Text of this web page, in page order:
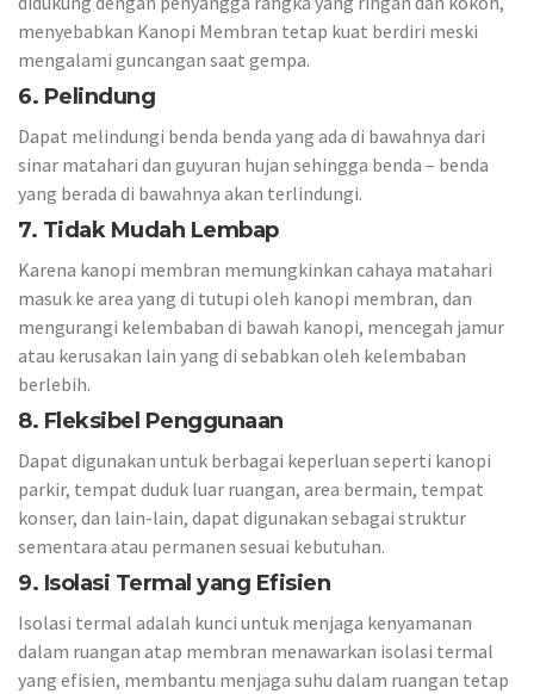
menyebabkan Kanopi Membran tetap kuat berdiri meski
mengalami guncangan saat gempa.
6. Pelindung
Dapat melindungi benda benda yang ada di bawahnya dari
sinar matahari dan guyuran hujan sehingga benda – benda
yang berada di bawahnya akan terlindungi.
7. Tidak Mudah Lembap
Karena kanopi membran memungkinkan cahaya matahari
masuk ke area yang di tutupi oleh kanopi membran, dan
mengurangi kelembaban di bawah kanopi, mencegah jamur
atau kerusakan lain yang di sebabkan oleh kelembaban
berlebih.
8. Fleksibel Penggunaan
Dapat digunakan untuk berbagai keperluan seperti kanopi
parkir, tempat duduk luar ruangan, area bermain, tempat
konser, dan lain-lain, dapat digunakan sebagai struktur
sementara atau permanen sesuai kebutuhan.
9. Isolasi Termal yang Efisien
Isolasi termal adalah kunci untuk menjaga kenyamanan
dalam ruangan atap membran menawarkan isolasi termal
yang efisien, membantu menjaga suhu dalam ruangan tetap